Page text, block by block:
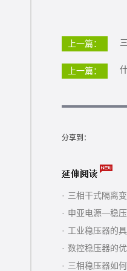
上一篇：
上一篇：
分享到：
· 三相干式隔离
· 申亚电源—稳
· 工业稳压器的
· 数控稳压器的
· 三相稳压器如